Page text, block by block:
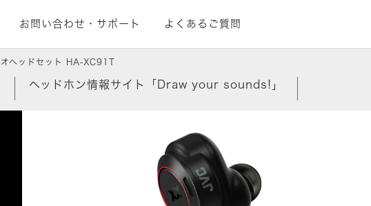
お問い合わせ・サポート よくあるご質問
ヘッドセット HA-XC91T
ヘッドホン情報サイト「Draw your sounds!」